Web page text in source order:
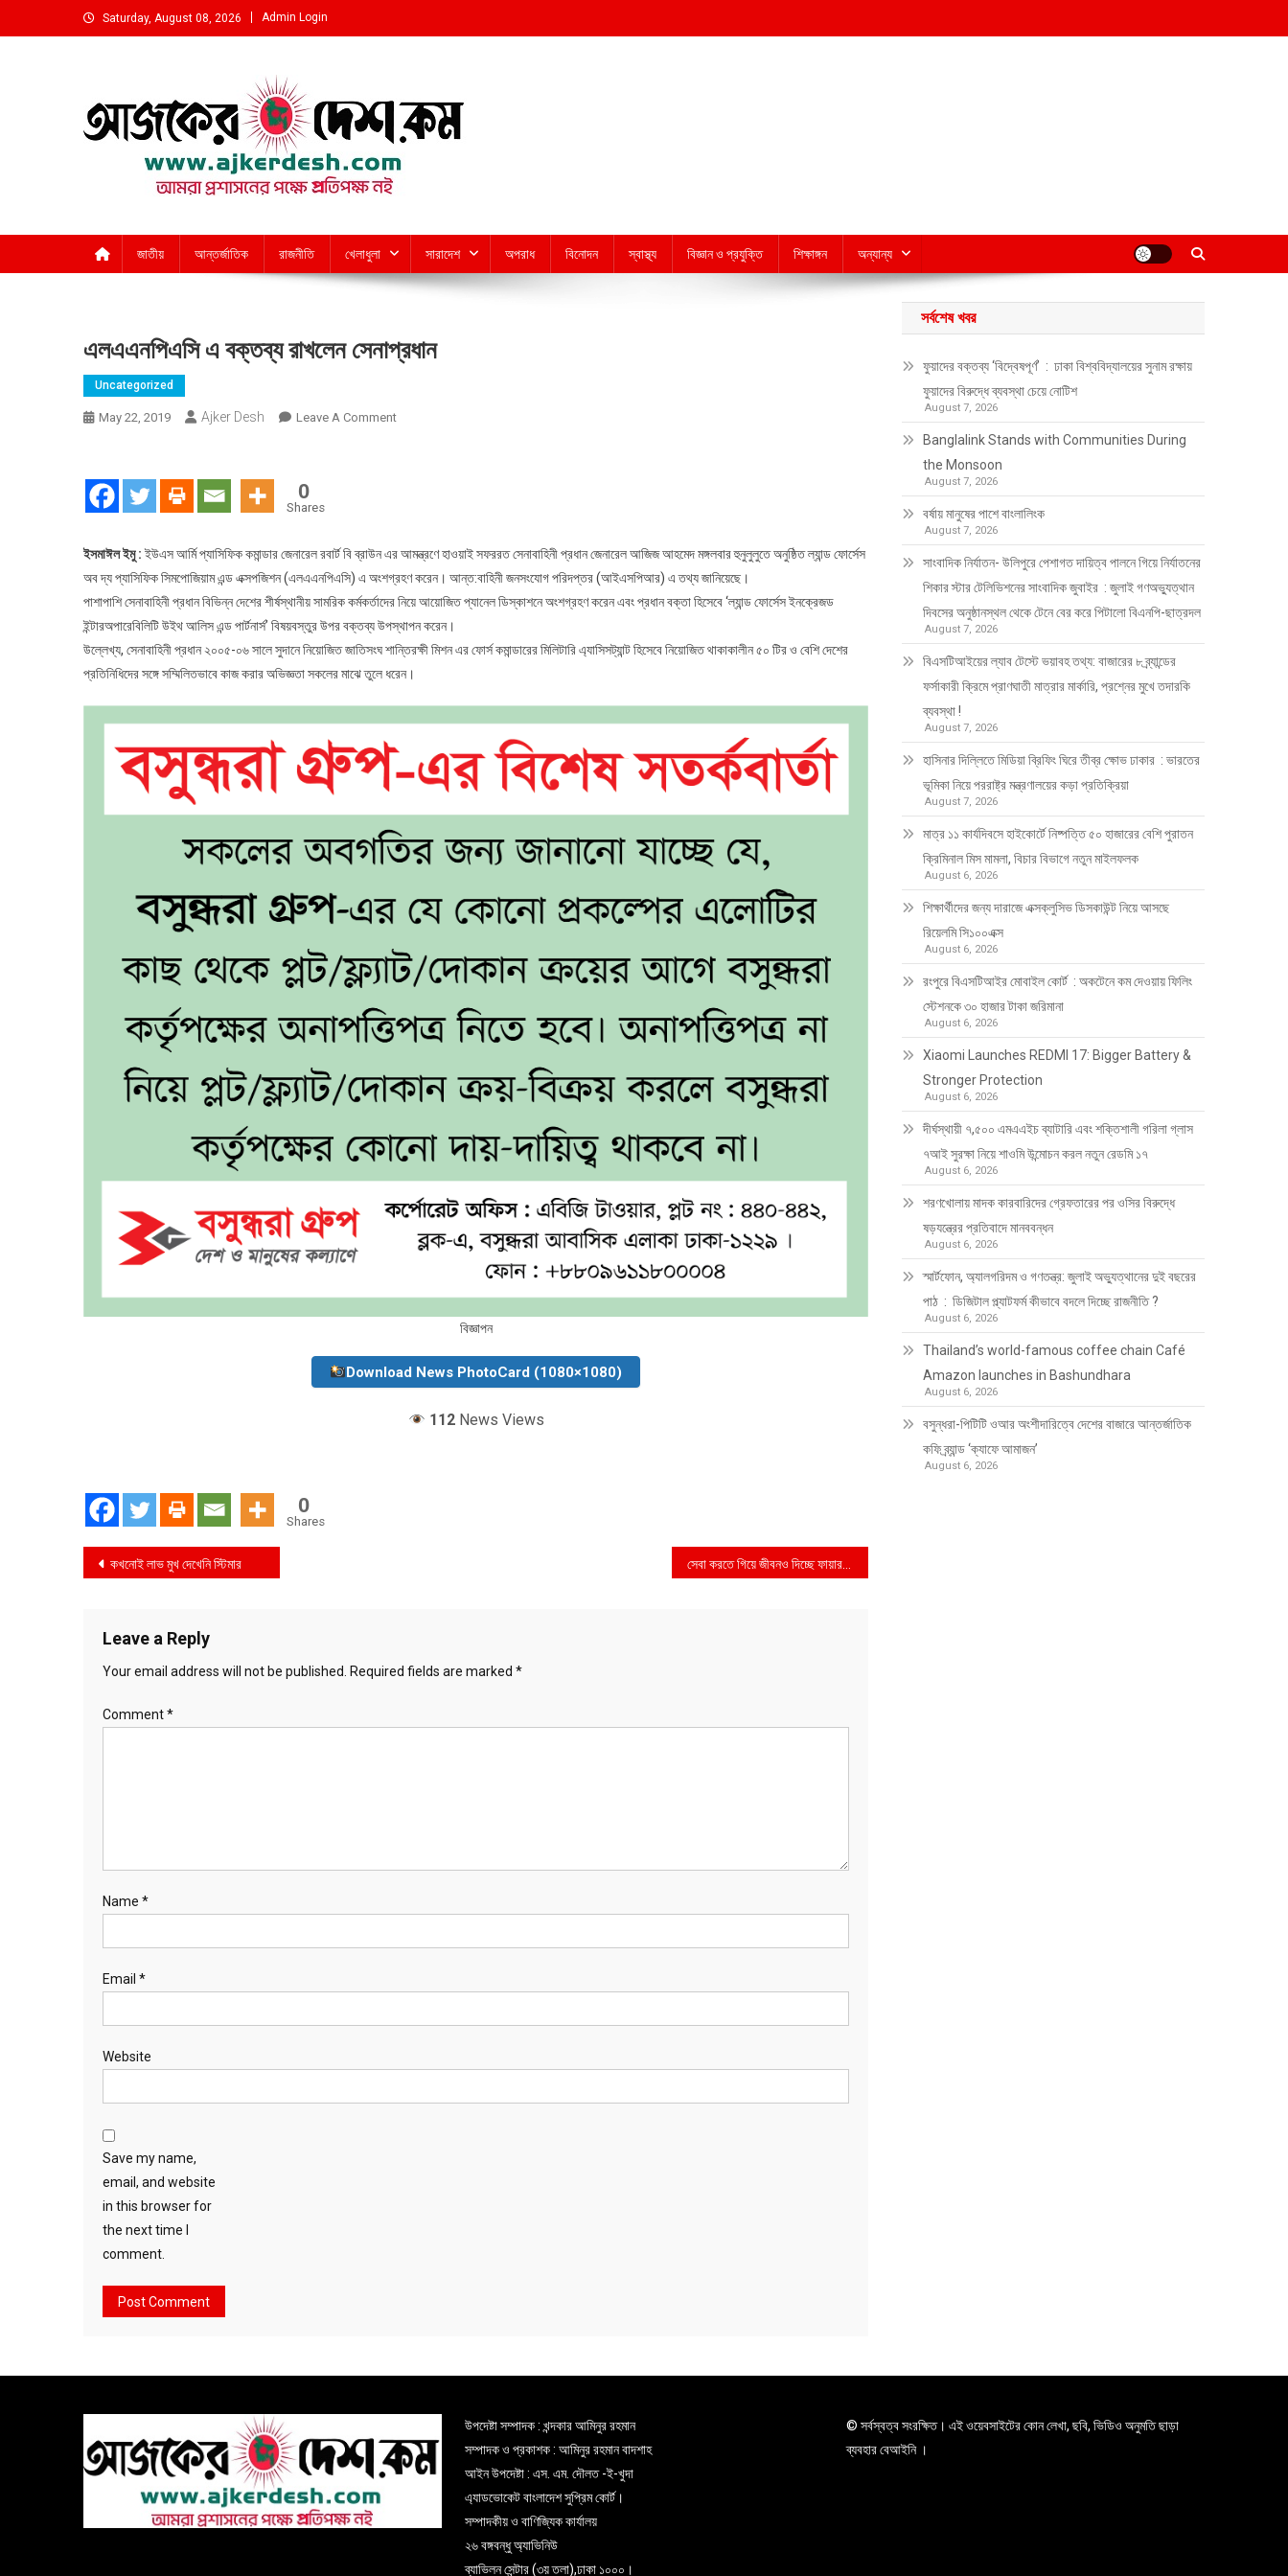
to
Saturday, August 08, 2026 Admin Login
জাতীয় আন্তর্জাতিক রাজনীতি খেলাধুলা সারাদেশ অপরাধ বিনোদন স্বাস্থ্য বিজ্ঞান ও প্রযুক্তি শিক্ষাঙ্গন অন্যান্য
এলএএনপিএসি এ বক্তব্য রাখলেন সেনাপ্রধান
Uncategorized
May 22, 2019 Ajker Desh Leave A CommentOn
0
Shares
ইসমাঈল ইমু :ইউএস আর্মি প্যাসিফিক কমান্ডার জেনারেল রবার্ট বি ব্রাউন এর আমন্ত্রণে হাওয়াই সফররত সেনাবাহিনী প্রধান জেনারেল আজিজ আহমেদ মঙ্গলবার হুনুলুলুতে অনুষ্ঠিত ল্যান্ড ফোর্সেস
অব দ্য প্যাসিফিক সিমপোজিয়াম এন্ড এক্সপজিশন (এলএএনপিএসি) এ অংশগ্রহণ করেন। আন্ত:বাহিনী জনসংযোগ পরিদপ্তর (আইএসপিআর) এ তথ্য জানিয়েছে।
পাশাপাশি সেনাবাহিনী প্রধান বিভিন্ন দেশের শীর্ষস্থানীয় সামরিক কর্মকর্তাদের নিয়ে আয়োজিত প্যানেল ডিস্কাশনে অংশগ্রহণ করেন এবং প্রধান বক্তা হিসেবে ‘ল্যান্ড ফোর্সেস ইনক্রেজড
ইন্টারঅপারেবিলিটি উইথ আলিস এন্ড পার্টনার্স’ বিষয়বস্তুর উপর বক্তব্য উপস্থাপন করেন।
উল্লেখ্য, সেনাবাহিনী প্রধান ২০০৫-০৬ সালে সুদানে নিয়োজিত জাতিসংঘ শান্তিরক্ষী মিশন এর ফোর্স কমান্ডারের মিলিটারি এ্যাসিসট্যান্ট হিসেবে নিয়োজিত থাকাকালীন ৫০ টির ও বেশি দেশের
প্রতিনিধিদের সঙ্গে সম্মিলিতভাবে কাজ করার অভিজ্ঞতা সকলের মাঝে তুলে ধরেন।
বিজ্ঞাপন
Download News PhotoCard (1080×1080)
112News Views
0
Shares
Post
কখনোই লাভ মুখ দেখেনি স্টিমার সেবা করতে গিয়ে জীবনও দিচ্ছে ফায়ার সার্ভিস কর্মীরা
Leave a Reply
Your email address will not be published. Required fields are marked *
Comment*
Name *
Email *
Website
Save my name,
email, and website
in this browser for
the next time I
comment.
সর্বশেষ খবর
ফুয়াদের বক্তব্য ‘বিদ্বেষপূর্ণ’ : ঢাকা বিশ্ববিদ্যালয়ের সুনাম রক্ষায়
ফুয়াদের বিরুদ্ধে ব্যবস্থা চেয়ে নোটিশ
August 7, 2026
Banglalink Stands with Communities During
the Monsoon
August 7, 2026
বর্ষায় মানুষের পাশে বাংলালিংক
August 7, 2026
সাংবাদিক নির্যাতন- উলিপুরে পেশাগত দায়িত্ব পালনে গিয়ে নির্যাতনের
শিকার স্টার টেলিভিশনের সাংবাদিক জুবাইর : জুলাই গণঅভ্যুত্থান
দিবসের অনুষ্ঠানস্থল থেকে টেনে বের করে পিটালো বিএনপি-ছাত্রদল
August 7, 2026
বিএসটিআইয়ের ল্যাব টেস্টে ভয়াবহ তথ্য: বাজারের ৮ ব্র্যান্ডের
ফর্সাকারী ক্রিমে প্রাণঘাতী মাত্রার মার্কারি, প্রশ্নের মুখে তদারকি
ব্যবস্থা !
August 7, 2026
হাসিনার দিল্লিতে মিডিয়া ব্রিফিং ঘিরে তীব্র ক্ষোভ ঢাকার : ভারতের
ভূমিকা নিয়ে পররাষ্ট্র মন্ত্রণালয়ের কড়া প্রতিক্রিয়া
August 7, 2026
মাত্র ১১ কার্যদিবসে হাইকোর্টে নিষ্পত্তি ৫০ হাজারের বেশি পুরাতন
ক্রিমিনাল মিস মামলা, বিচার বিভাগে নতুন মাইলফলক
August 6, 2026
শিক্ষার্থীদের জন্য দারাজে এক্সক্লুসিভ ডিসকাউন্ট নিয়ে আসছে
রিয়েলমি সি১০০এক্স
August 6, 2026
রংপুরে বিএসটিআইর মোবাইল কোর্ট : অকটেনে কম দেওয়ায় ফিলিং
স্টেশনকে ৩০ হাজার টাকা জরিমানা
August 6, 2026
Xiaomi Launches REDMI 17: Bigger Battery &
Stronger Protection
August 6, 2026
দীর্ঘস্থায়ী ৭,৫০০ এমএএইচ ব্যাটারি এবং শক্তিশালী গরিলা গ্লাস
৭আই সুরক্ষা নিয়ে শাওমি উন্মোচন করল নতুন রেডমি ১৭
August 6, 2026
শরণখোলায় মাদক কারবারিদের গ্রেফতারের পর ওসির বিরুদ্ধে
ষড়যন্ত্রের প্রতিবাদে মানববন্ধন
August 6, 2026
স্মার্টফোন, অ্যালগরিদম ও গণতন্ত্র: জুলাই অভ্যুত্থানের দুই বছরের
পাঠ : ডিজিটাল প্ল্যাটফর্ম কীভাবে বদলে দিচ্ছে রাজনীতি ?
August 6, 2026
Thailand’s world-famous coffee chain Café
Amazon launches in Bashundhara
August 6, 2026
বসুন্ধরা-পিটিটি ওআর অংশীদারিত্বে দেশের বাজারে আন্তর্জাতিক
কফি ব্র্যান্ড ‘ক্যাফে আমাজন’
August 6, 2026
উপদেষ্টা সম্পাদক : খন্দকার আমিনুর রহমান
সম্পাদক ও প্রকাশক : আমিনুর রহমান বাদশাহ
আইন উপদেষ্টা : এস. এম. দৌলত -ই-খুদা
এ্যাডভোকেট বাংলাদেশ সুপ্রিম কোর্ট।
সম্পাদকীয় ও বাণিজ্যিক কার্যালয়
২৬ বঙ্গবন্ধু অ্যাভিনিউ
ব্যাভিলন সেন্টার (৩য় তলা),ঢাকা ১০০০।
© সর্বস্বত্ব সংরক্ষিত। এই ওয়েবসাইটের কোন লেখা, ছবি, ভিডিও অনুমতি ছাড়া
ব্যবহার বেআইনি ।